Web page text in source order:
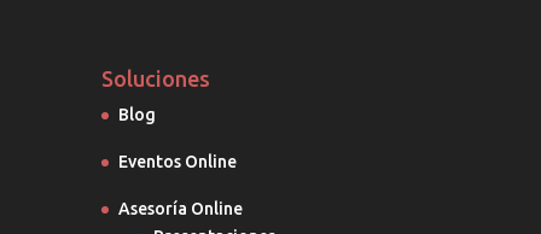
Soluciones
Blog
Eventos Online
Asesoría Online